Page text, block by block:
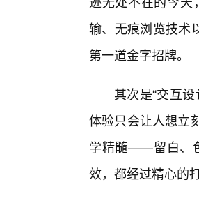
输、无痕浏览技术
第一道金字招牌。
其次是“交互
体验只会让人想立
学精髓——留白、
效，都经过精心的